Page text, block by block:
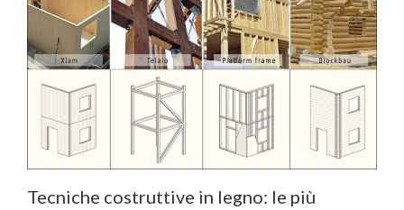
Tecniche costruttive in legno: le più